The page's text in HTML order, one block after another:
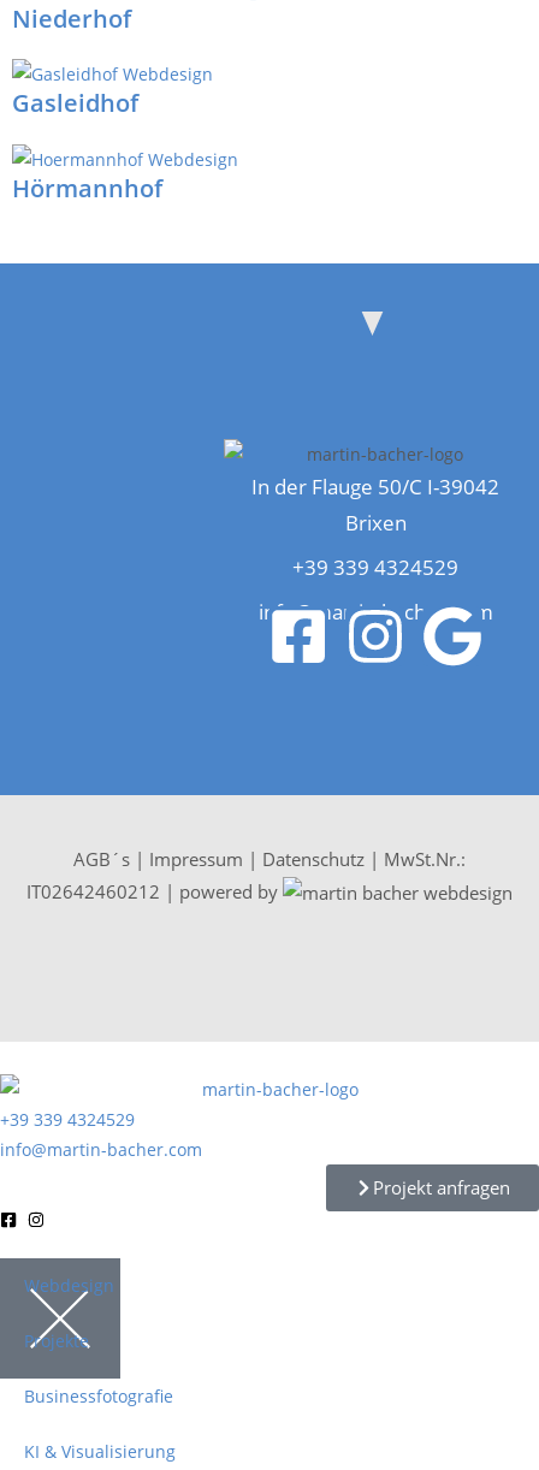
Niederhof
Gasleidhof
Hörmannhof
In der Flauge 50/C I-39042
Brixen
+39 339 4324529
info@martin-bacher.com
AGB´s | Impressum | Datenschutz | MwSt.Nr.:
IT02642460212 | powered by
+39 339 4324529
info@martin-bacher.com
Projekt anfragen
Webdesign
Projekte
Businessfotografie
KI & Visualisierung